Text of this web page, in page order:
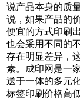
说产品本身的质量
说，如果产品
便宜的方式印刷出
也会采用不同的不
存在明显差异
素。成印网是一
送于一体的多元化
标签印刷价格高